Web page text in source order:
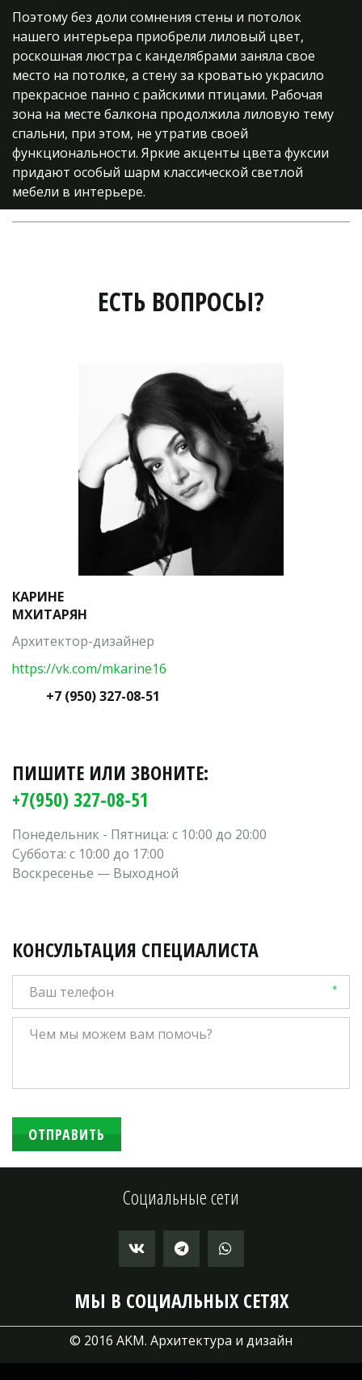
Поэтому без доли сомнения стены и потолок
нашего интерьера приобрели лиловый цвет,
роскошная люстра с канделябрами заняла свое
место на потолке, а стену за кроватью украсило
прекрасное панно с райскими птицами. Рабочая
зона на месте балкона продолжила лиловую тему
спальни, при этом, не утратив своей
функциональности. Яркие акценты цвета фуксии
придают особый шарм классической светлой
мебели в интерьере.
ЕСТЬ ВОПРОСЫ?
КАРИНЕ
МХИТАРЯН
Архитектор-дизайнер
https://vk.com/mkarine16
+7 (950) 327-08-51
ПИШИТЕ ИЛИ ЗВОНИТЕ:
+7(950) 327-08-51
Понедельник - Пятница: с 10:00 до 20:00
Суббота: с 10:00 до 17:00
Воскресенье — Выходной
КОНСУЛЬТАЦИЯ СПЕЦИАЛИСТА
*
ОТПРАВИТЬ
Социальные сети
МЫ В СОЦИАЛЬНЫХ СЕТЯХ
© 2016 AKM. Архитектура и дизайн